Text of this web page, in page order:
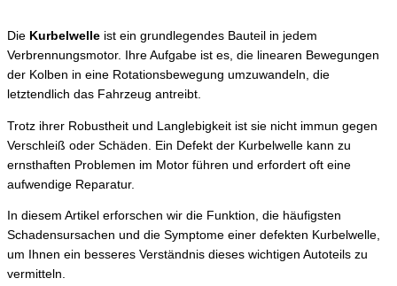
Die Kurbelwelle ist ein grundlegendes Bauteil in jedem
Verbrennungsmotor. Ihre Aufgabe ist es, die linearen Bewegungen
der Kolben in eine Rotationsbewegung umzuwandeln, die
letztendlich das Fahrzeug antreibt.
Trotz ihrer Robustheit und Langlebigkeit ist sie nicht immun gegen
Verschleiß oder Schäden. Ein Defekt der Kurbelwelle kann zu
ernsthaften Problemen im Motor führen und erfordert oft eine
aufwendige Reparatur.
In diesem Artikel erforschen wir die Funktion, die häufigsten
Schadensursachen und die Symptome einer defekten Kurbelwelle,
um Ihnen ein besseres Verständnis dieses wichtigen Autoteils zu
vermitteln.